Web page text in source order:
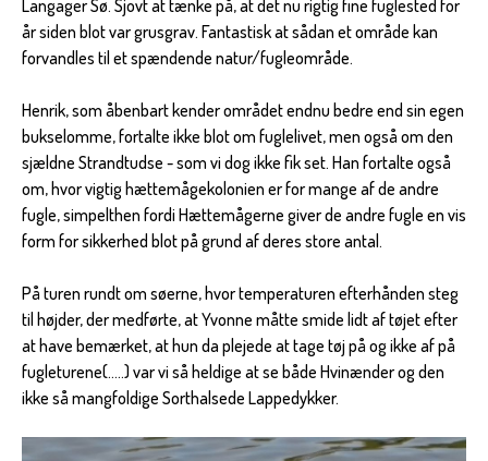
Langager Sø. Sjovt at tænke på, at det nu rigtig fine fuglested for
år siden blot var grusgrav. Fantastisk at sådan et område kan
forvandles til et spændende natur/fugleområde.
Henrik, som åbenbart kender området endnu bedre end sin egen
bukselomme, fortalte ikke blot om fuglelivet, men også om den
sjældne Strandtudse - som vi dog ikke fik set. Han fortalte også
om, hvor vigtig hættemågekolonien er for mange af de andre
fugle, simpelthen fordi Hættemågerne giver de andre fugle en vis
form for sikkerhed blot på grund af deres store antal.
På turen rundt om søerne, hvor temperaturen efterhånden steg
til højder, der medførte, at Yvonne måtte smide lidt af tøjet efter
at have bemærket, at hun da plejede at tage tøj på og ikke af på
fugleturene(…..) var vi så heldige at se både Hvinænder og den
ikke så mangfoldige Sorthalsede Lappedykker.